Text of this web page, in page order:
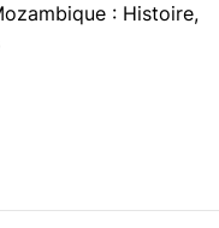
: Histoire,